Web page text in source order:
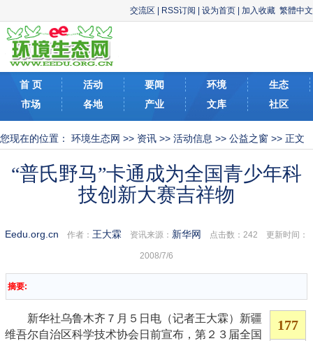
交流区 RSS订阅 设为首页 加入收藏 繁體中文
首 页 活动 要闻 环境
生态
市场
各地 产业 文库 社区
您现在的位置： 环境生态网 >> 资讯 >> 活动信息 >> 公益之窗 >> 正文
“普氏野马”卡通成为全国青少年科
技创新大赛吉祥物
Eedu.org.cn 作者： 王大霖 资讯来源： 新华网 点击数： 242 更新时间：
2008/7/6
摘要:
新华社乌鲁木齐７月５日电（记者王大霖）新疆
维吾尔自治区科学技术协会日前宣布，第２３届全国